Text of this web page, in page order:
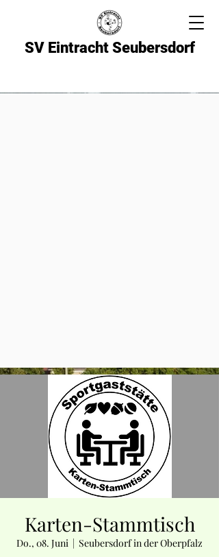
SV Eintracht Seubersdorf
Karten-Stammtisch
Do., 08. Juni
  |
Seubersdorf in der Oberpfalz